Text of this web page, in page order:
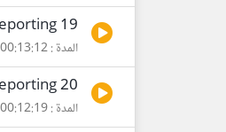
19 RHCE7 System Performance Reporting
المدة : 00:13:12
20 RHCE7 System Performance Reporting
المدة : 00:12:19